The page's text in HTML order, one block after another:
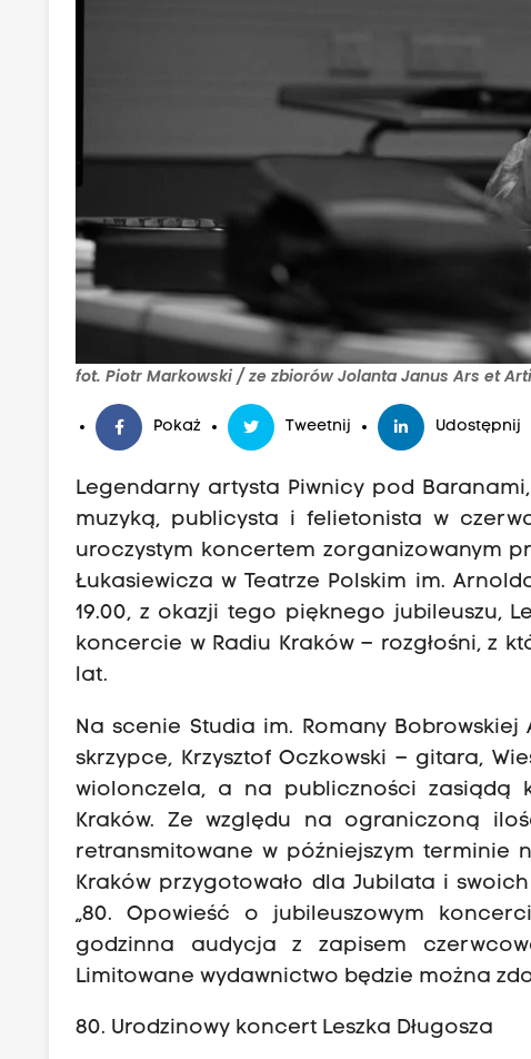
fot. Piotr Markowski / ze zbiorów Jolanta Janus Ars et
Pokaż Tweetnij Udostępnij
Legendarny artysta Piwnicy pod
muzyką, publicysta i felietonista w
uroczystym koncertem zorganizowanym
Łukasiewicza w Teatrze Polskim im.
19.00, z okazji tego pięknego jubileuszu,
koncercie w Radiu Kraków – rozgłośni, z
lat.
Na scenie Studia im. Romany
skrzypce, Krzysztof Oczkowski – gitara,
wiolonczela, a na publiczności zasiądą
Kraków. Ze względu na ograniczoną
retransmitowane w późniejszym terminie
Kraków przygotowało dla Jubilata i
„80. Opowieść o jubileuszowym
godzinna audycja z zapisem
Limitowane wydawnictwo będzie można
80. Urodzinowy koncert Leszka Długosza